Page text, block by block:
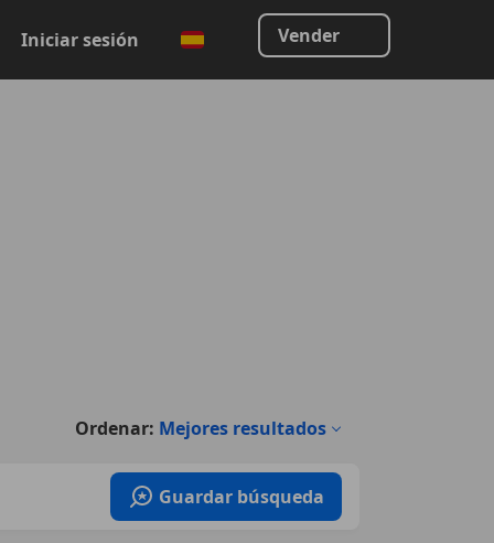
Iniciar sesión Vender
Ordenar: Mejores resultados
Guardar búsqueda